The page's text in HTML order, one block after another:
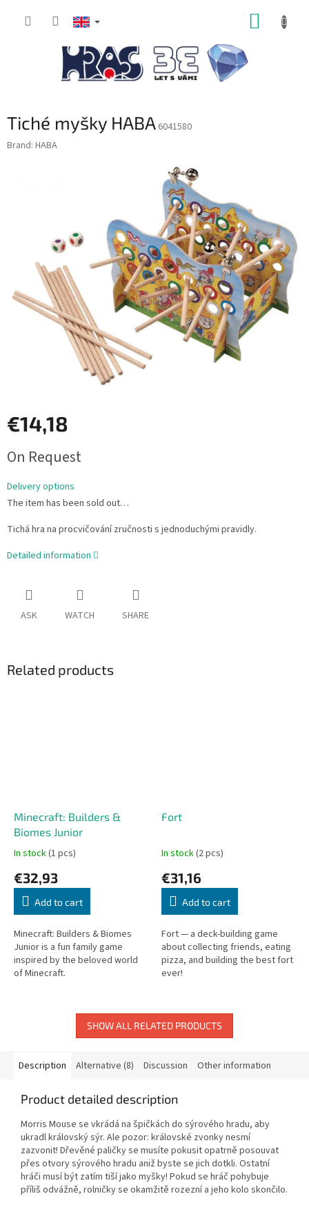
Tiché myšky HABA 6041580
Brand: HABA
€14,18
price:
On Request
Delivery options
The item has been sold out…
Tichá hra na procvičování zručnosti s jednoduchými pravidly.
Detailed information
ASK WATCH SHARE
Related products
Minecraft: Builders &
Biomes Junior
In stock(1 pcs)
€32,93
Add to cart
Minecraft: Builders & Biomes
Junior is a fun family game
inspired by the beloved world
of Minecraft.
Fort
In stock(2 pcs)
€31,16
Add to cart
Fort — a deck-building game
about collecting friends, eating
pizza, and building the best fort
ever!
SHOW ALL RELATED PRODUCTS
Description Alternative (8) Discussion Other information
Product detailed description
Morris Mouse se vkrádá na špičkách do sýrového hradu, aby
ukradl královský sýr. Ale pozor: královské zvonky nesmí
zazvonit! Dřevěné paličky se musíte pokusit opatrně posouvat
přes otvory sýrového hradu aniž byste se jich dotkli. Ostatní
hráči musí být zatím tiší jako myšky! Pokud se hráč pohybuje
příliš odvážně, rolničky se okamžitě rozezní a jeho kolo skončilo.